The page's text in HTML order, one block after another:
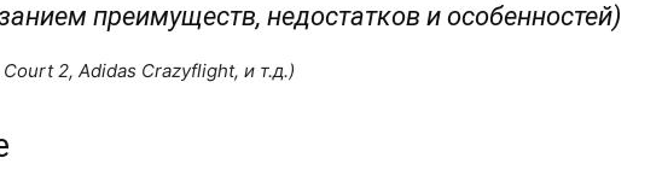
преимуществ, недостатков и особенностей)
2, Adidas Crazyflight, и т.д.)